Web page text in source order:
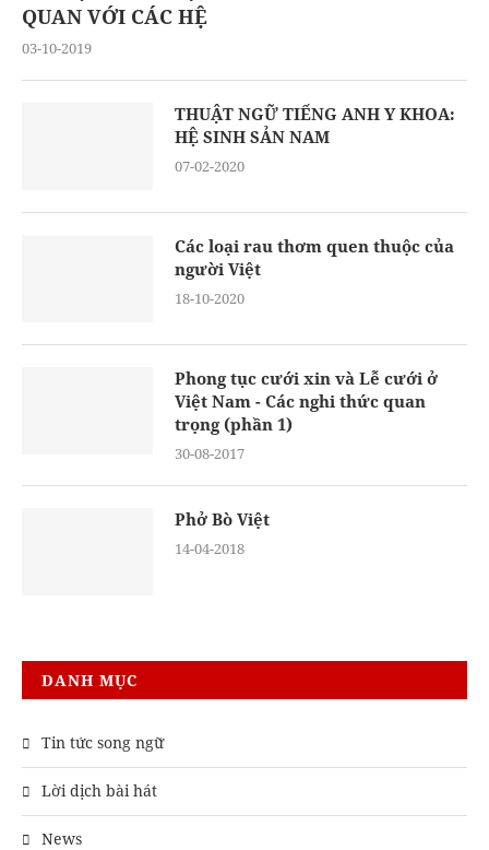
QUAN VỚI CÁC HỆ
03-10-2019
THUẬT NGỮ TIẾNG ANH Y KHOA:
HỆ SINH SẢN NAM
07-02-2020
Các loại rau thơm quen thuộc của
người Việt
18-10-2020
Phong tục cưới xin và Lễ cưới ở
Việt Nam - Các nghi thức quan
trọng (phần 1)
30-08-2017
Phở Bò Việt
14-04-2018
DANH MỤC
Tin tức song ngữ
Lời dịch bài hát
News